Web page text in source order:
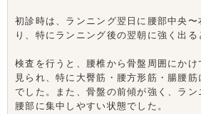
初診時は、ランニング翌日に腰部中央〜
り、特にランニング後の翌朝に強く出る
検査を行うと、腰椎から骨盤周囲にか
見られ、特に大臀筋・腰方形筋・腸腰
でした。また、骨盤の前傾が強く、ラ
腰部に集中しやすい状態でした。